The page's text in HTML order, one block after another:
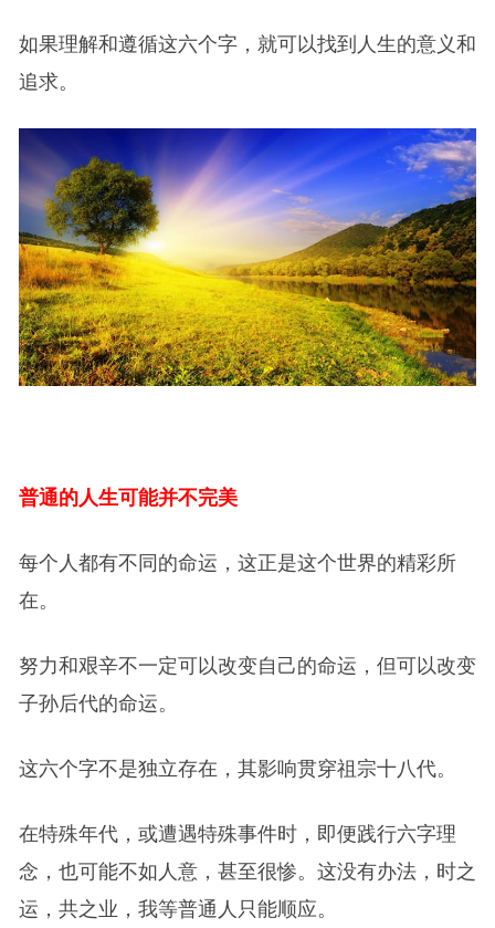
如果理解和遵循这六个字，就可以找到人生的意义和
追求。
普通的人生可能并不完美
每个人都有不同的命运，这正是这个世界的精彩所
在。
努力和艰辛不一定可以改变自己的命运，但可以改变
子孙后代的命运。
这六个字不是独立存在，其影响贯穿祖宗十八代。
在特殊年代，或遭遇特殊事件时，即便践行六字理
念，也可能不如人意，甚至很惨。这没有办法，时之
运，共之业，我等普通人只能顺应。